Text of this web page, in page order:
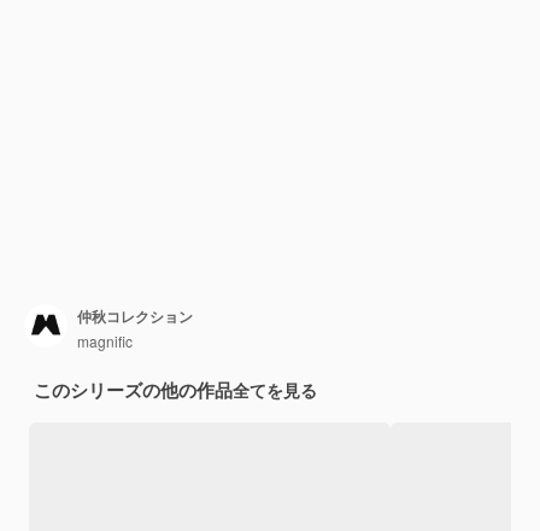
仲秋コレクション
magnific
このシリーズの他の作品全てを見る